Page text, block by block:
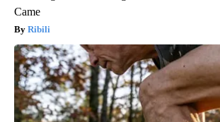
Came
Ribili